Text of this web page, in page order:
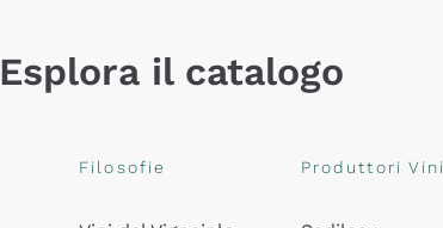
Esplora il catalogo
Filosofie Produttori Vini